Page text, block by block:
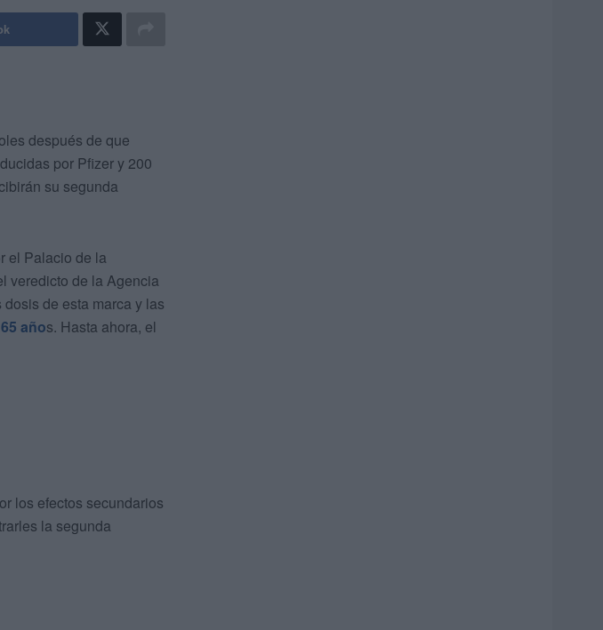
después de que
por Pfizer y 200
su segunda
el Palacio de la
veredicto de la Agencia
de esta marca y las
años. Hasta ahora, el
los efectos secundarios
la segunda